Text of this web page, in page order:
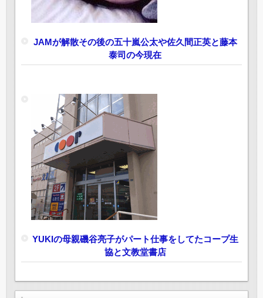
JAMが解散その後の五十嵐公太や佐久間正英と藤本
泰司の今現在
YUKIの母親磯谷亮子がパート仕事をしてたコープ生
協と文教堂書店